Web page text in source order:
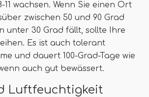
wachsen. Wenn Sie einen Ort
zwischen 50 und 90 Grad
unter 30 Grad fällt, sollte Ihre
Es ist auch tolerant
und dauert 100-Grad-Tage wie
auch gut bewässert.
Luftfeuchtigkeit